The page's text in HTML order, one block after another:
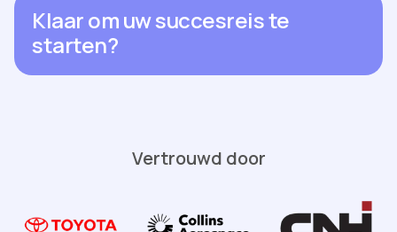
Klaar om uw succesreis te
starten?
Vertrouwd door